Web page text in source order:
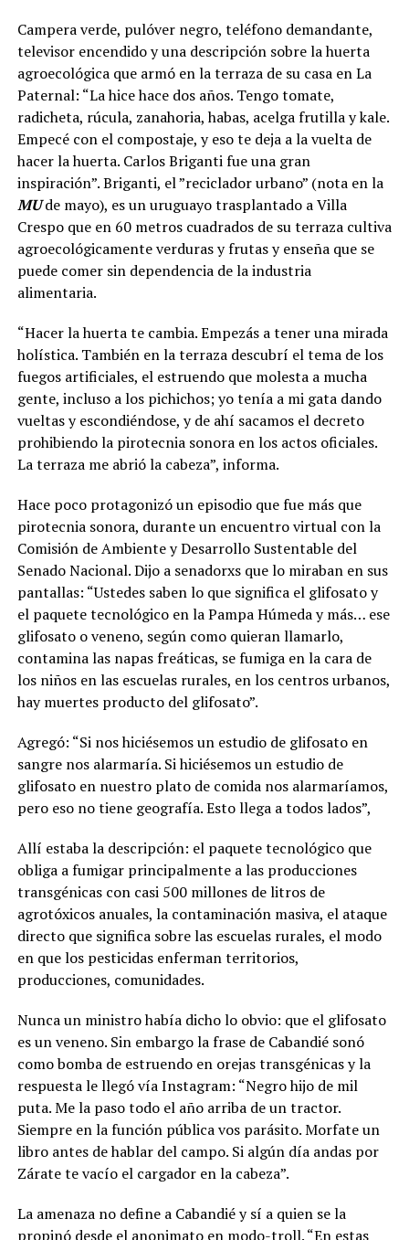
Campera verde, pulóver negro, teléfono demandante,
televisor encendido y una descripción sobre la huerta
agroecológica que armó en la terraza de su casa en La
Paternal: “La hice hace dos años. Tengo tomate,
radicheta, rúcula, zanahoria, habas, acelga frutilla y kale.
Empecé con el compostaje, y eso te deja a la vuelta de
hacer la huerta. Carlos Briganti fue una gran
inspiración”. Briganti, el ”reciclador urbano” (nota en la
MUde mayo), es un uruguayo trasplantado a Villa
Crespo que en 60 metros cuadrados de su terraza cultiva
agroecológicamente verduras y frutas y enseña que se
puede comer sin dependencia de la industria
alimentaria.
“Hacer la huerta te cambia. Empezás a tener una mirada
holística. También en la terraza descubrí el tema de los
fuegos artificiales, el estruendo que molesta a mucha
gente, incluso a los pichichos; yo tenía a mi gata dando
vueltas y escondiéndose, y de ahí sacamos el decreto
prohibiendo la pirotecnia sonora en los actos oficiales.
La terraza me abrió la cabeza”, informa.
Hace poco protagonizó un episodio que fue más que
pirotecnia sonora, durante un encuentro virtual con la
Comisión de Ambiente y Desarrollo Sustentable del
Senado Nacional. Dijo a senadorxs que lo miraban en sus
pantallas: “Ustedes saben lo que significa el glifosato y
el paquete tecnológico en la Pampa Húmeda y más… ese
glifosato o veneno, según como quieran llamarlo,
contamina las napas freáticas, se fumiga en la cara de
los niños en las escuelas rurales, en los centros urbanos,
hay muertes producto del glifosato”.
Agregó: “Si nos hiciésemos un estudio de glifosato en
sangre nos alarmaría. Si hiciésemos un estudio de
glifosato en nuestro plato de comida nos alarmaríamos,
pero eso no tiene geografía. Esto llega a todos lados”,
Allí estaba la descripción: el paquete tecnológico que
obliga a fumigar principalmente a las producciones
transgénicas con casi 500 millones de litros de
agrotóxicos anuales, la contaminación masiva, el ataque
directo que significa sobre las escuelas rurales, el modo
en que los pesticidas enferman territorios,
producciones, comunidades.
Nunca un ministro había dicho lo obvio: que el glifosato
es un veneno. Sin embargo la frase de Cabandié sonó
como bomba de estruendo en orejas transgénicas y la
respuesta le llegó vía Instagram: “Negro hijo de mil
puta. Me la paso todo el año arriba de un tractor.
Siempre en la función pública vos parásito. Morfate un
libro antes de hablar del campo. Si algún día andas por
Zárate te vacío el cargador en la cabeza”.
La amenaza no define a Cabandié y sí a quien se la
propinó desde el anonimato en modo-troll. “En estas